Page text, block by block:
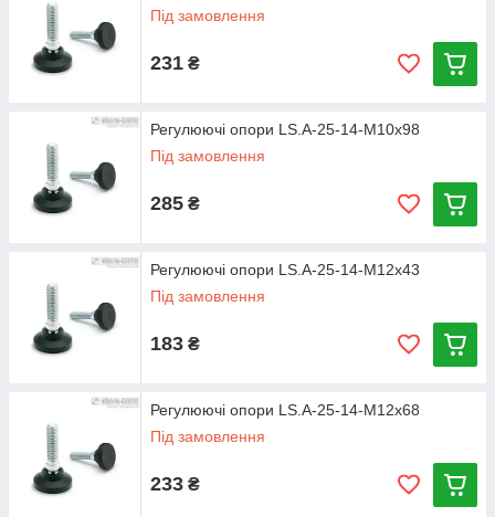
Під замовлення
231 ₴
Регулюючі опори LS.A-25-14-M10x98
Під замовлення
285 ₴
Регулюючі опори LS.A-25-14-M12x43
Під замовлення
183 ₴
Регулюючі опори LS.A-25-14-M12x68
Під замовлення
233 ₴